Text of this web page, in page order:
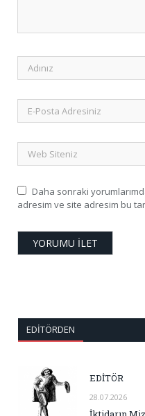
Daha sonraki
adresim ve site adresim bu
EDITÖRDEN
EDİTÖR
28.07.2026